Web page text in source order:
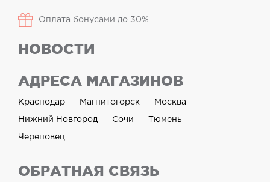
Оплата бонусами до 30%
НОВОСТИ
АДРЕСА МАГАЗИНОВ
Краснодар Магнитогорск Москва
Нижний Новгород Сочи Тюмень
Череповец
ОБРАТНАЯ СВЯЗЬ